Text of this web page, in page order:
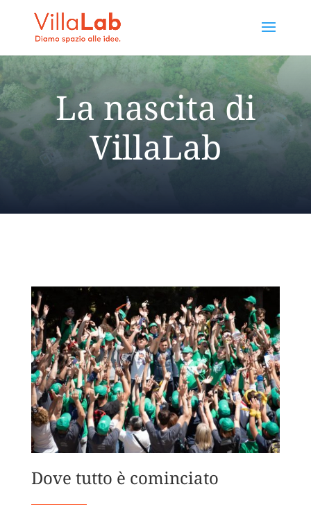
La nascita di
VillaLab
Dove tutto è cominciato